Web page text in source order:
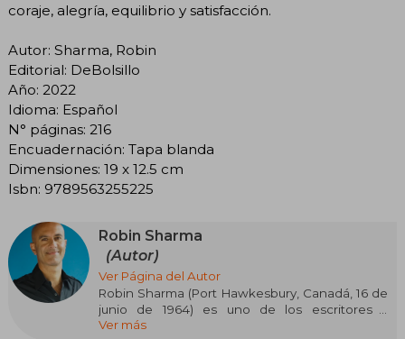
coraje, alegría, equilibrio y satisfacción.
Autor: Sharma, Robin
Editorial: DeBolsillo
Año: 2022
Idioma: Español
N° páginas: 216
Encuadernación: Tapa blanda
Dimensiones: 19 x 12.5 cm
Isbn: 9789563255225
Robin Sharma
(Autor)
Ver Página del Autor
Robin Sharma (Port Hawkesbury, Canadá, 16 de
junio de 1964) es uno de los escritores y
conferencistas más influyentes en liderazgo y
Ver más